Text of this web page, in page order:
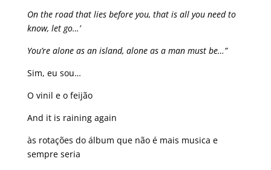
On the road that lies before you, that is all you need to
know, let go…’
You’re alone as an island, alone as a man must be…”
Sim, eu sou…
O vinil e o feijão
And it is raining again
às rotações do álbum que não é mais musica e
sempre seria